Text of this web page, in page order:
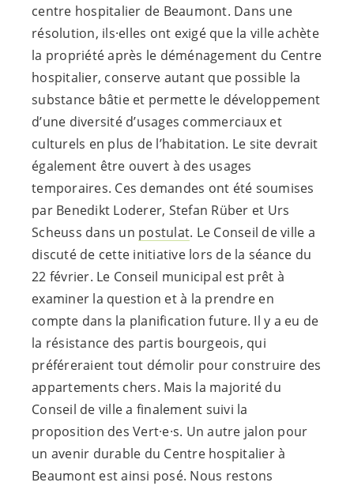
centre hospitalier de Beaumont. Dans une
résolution, ils·elles ont exigé que la ville achète
la propriété après le déménagement du Centre
hospitalier, conserve autant que possible la
substance bâtie et permette le développement
d’une diversité d’usages commerciaux et
culturels en plus de l’habitation. Le site devrait
également être ouvert à des usages
temporaires. Ces demandes ont été soumises
par Benedikt Loderer, Stefan Rüber et Urs
Scheuss dans un postulat. Le Conseil de ville a
discuté de cette initiative lors de la séance du
22 février. Le Conseil municipal est prêt à
examiner la question et à la prendre en
compte dans la planification future. Il y a eu de
la résistance des partis bourgeois, qui
préféreraient tout démolir pour construire des
appartements chers. Mais la majorité du
Conseil de ville a finalement suivi la
proposition des Vert·e·s. Un autre jalon pour
un avenir durable du Centre hospitalier à
Beaumont est ainsi posé. Nous restons